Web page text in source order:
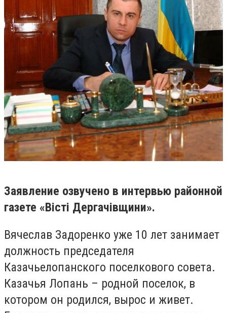
Заявление озвучено в интервью районной
газете «Вісті Дергачівщини».
Вячеслав Задоренко уже 10 лет занимает
должность председателя
Казачьелопанского поселкового совета.
Казачья Лопань – родной поселок, в
котором он родился, вырос и живет.